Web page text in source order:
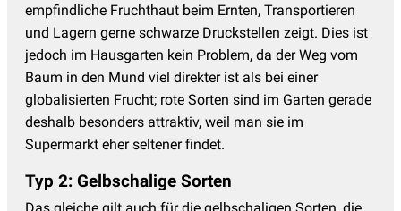
empfindliche Fruchthaut beim Ernten, Transportieren
und Lagern gerne schwarze Druckstellen zeigt. Dies ist
jedoch im Hausgarten kein Problem, da der Weg vom
Baum in den Mund viel direkter ist als bei einer
globalisierten Frucht; rote Sorten sind im Garten gerade
deshalb besonders attraktiv, weil man sie im
Supermarkt eher seltener findet.
Typ 2: Gelbschalige Sorten
Das gleiche gilt auch für die gelbschaligen Sorten, die